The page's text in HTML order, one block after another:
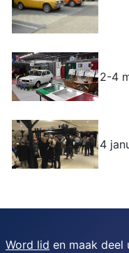
2-4
4
Word lid en maak deel